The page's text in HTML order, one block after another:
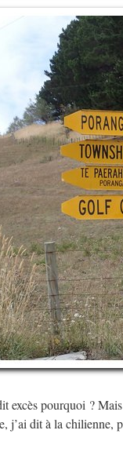
excès pourquoi ?
j’ai dit à la chilienne,